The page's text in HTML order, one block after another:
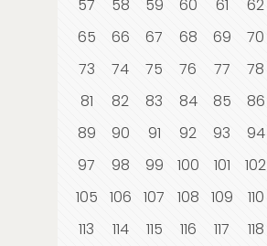
57
58 59 60 61 62
65
66 67 68 69 70
73
74 75 76 77 78
81
82 83 84 85 86
89
90 91 92 93 94
97
98 99 100 101 102
105
106 107 108 109 110
113
114 115 116 117 118